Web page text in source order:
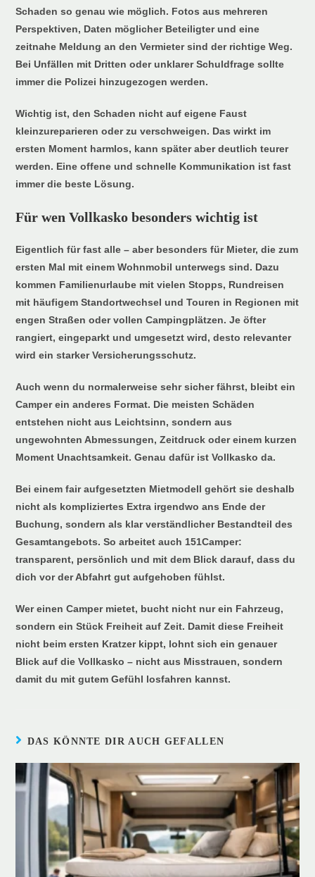
Schaden so genau wie möglich. Fotos aus mehreren
Perspektiven, Daten möglicher Beteiligter und eine
zeitnahe Meldung an den Vermieter sind der richtige Weg.
Bei Unfällen mit Dritten oder unklarer Schuldfrage sollte
immer die Polizei hinzugezogen werden.
Wichtig ist, den Schaden nicht auf eigene Faust
kleinzureparieren oder zu verschweigen. Das wirkt im
ersten Moment harmlos, kann später aber deutlich teurer
werden. Eine offene und schnelle Kommunikation ist fast
immer die beste Lösung.
Für wen Vollkasko besonders wichtig ist
Eigentlich für fast alle – aber besonders für Mieter, die zum
ersten Mal mit einem Wohnmobil unterwegs sind. Dazu
kommen Familienurlaube mit vielen Stopps, Rundreisen
mit häufigem Standortwechsel und Touren in Regionen mit
engen Straßen oder vollen Campingplätzen. Je öfter
rangiert, eingeparkt und umgesetzt wird, desto relevanter
wird ein starker Versicherungsschutz.
Auch wenn du normalerweise sehr sicher fährst, bleibt ein
Camper ein anderes Format. Die meisten Schäden
entstehen nicht aus Leichtsinn, sondern aus
ungewohnten Abmessungen, Zeitdruck oder einem kurzen
Moment Unachtsamkeit. Genau dafür ist Vollkasko da.
Bei einem fair aufgesetzten Mietmodell gehört sie deshalb
nicht als kompliziertes Extra irgendwo ans Ende der
Buchung, sondern als klar verständlicher Bestandteil des
Gesamtangebots. So arbeitet auch 151Camper:
transparent, persönlich und mit dem Blick darauf, dass du
dich vor der Abfahrt gut aufgehoben fühlst.
Wer einen Camper mietet, bucht nicht nur ein Fahrzeug,
sondern ein Stück Freiheit auf Zeit. Damit diese Freiheit
nicht beim ersten Kratzer kippt, lohnt sich ein genauer
Blick auf die Vollkasko – nicht aus Misstrauen, sondern
damit du mit gutem Gefühl losfahren kannst.
DAS KÖNNTE DIR AUCH GEFALLEN